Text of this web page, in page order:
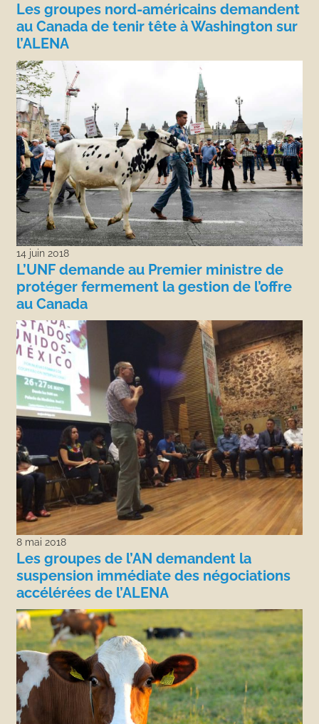
Les groupes nord-américains demandent
au Canada de tenir tête à Washington sur
l’ALENA
14 juin 2018
L’UNF demande au Premier ministre de
protéger fermement la gestion de l’offre
au Canada
8 mai 2018
Les groupes de l’AN demandent la
suspension immédiate des négociations
accélérées de l’ALENA